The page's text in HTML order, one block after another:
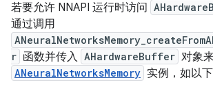
若要允许 NNAPI 运行时访问
通过调用
r 函数并传入 AHardwareBuffer 对象
ANeuralNetworksMemory 实例，如以